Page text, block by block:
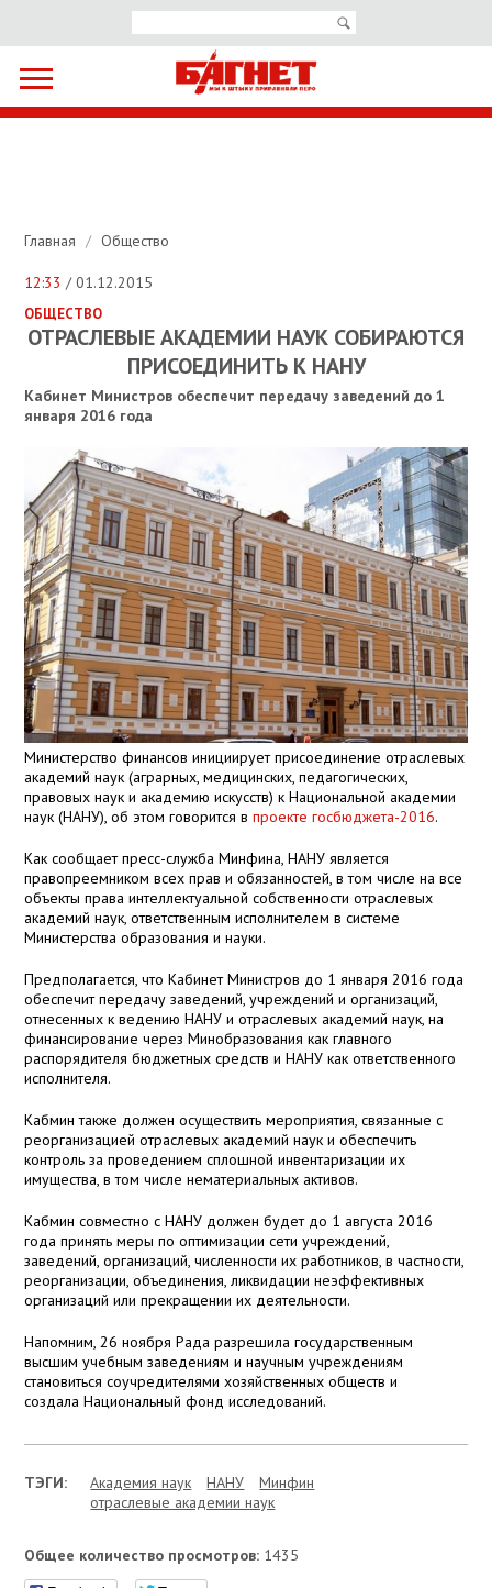
Главная / Общество
12:33 / 01.12.2015
ОБЩЕСТВО
ОТРАСЛЕВЫЕ АКАДЕМИИ НАУК СОБИРАЮТСЯ
ПРИСОЕДИНИТЬ К НАНУ
Кабинет Министров обеспечит передачу заведений до 1
января 2016 года
Министерство финансов инициирует присоединение отраслевых
академий наук (аграрных, медицинских, педагогических,
правовых наук и академию искусств) к Национальной академии
наук (НАНУ), об этом говорится впроекте госбюджета-2016.
Как сообщает пресс-служба Минфина, НАНУ является
правопреемником всех прав и обязанностей, в том числе на все
объекты права интеллектуальной собственности отраслевых
академий наук, ответственным исполнителем в системе
Министерства образования и науки.
Предполагается, что Кабинет Министров до 1 января 2016 года
обеспечит передачу заведений, учреждений и организаций,
отнесенных к ведению НАНУ и отраслевых академий наук, на
финансирование через Минобразования как главного
распорядителя бюджетных средств и НАНУ как ответственного
исполнителя.
Кабмин также должен осуществить мероприятия, связанные с
реорганизацией отраслевых академий наук и обеспечить
контроль за проведением сплошной инвентаризации их
имущества, в том числе нематериальных активов.
Кабмин совместно с НАНУ должен будет до 1 августа 2016
года принять меры по оптимизации сети учреждений,
заведений, организаций, численности их работников, в частности,
реорганизации, объединения, ликвидации неэффективных
организаций или прекращении их деятельности.
Напомним, 26 ноября Рада разрешила государственным
высшим учебным заведениям и научным учреждениям
становиться соучредителями хозяйственных обществ и
создала Национальный фонд исследований.
ТЭГИ: Академия наук НАНУ
Минфин
отраслевые академии наук
Общее количество просмотров: 1435